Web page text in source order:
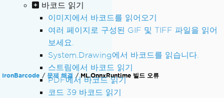
바코드 읽기
이미지에서 바코드를 읽어오기
여러 페이지로 구성된 GIF 및 TIFF 파일을 읽어
보세요.
System.Drawing에서 바코드를 읽습니다.
스트림에서 바코드 읽기
PDF에서 바코드 읽기
코드 39 바코드 읽기
IronBarcode 문제 해결 ML.OnnxRuntime 빌드 오류